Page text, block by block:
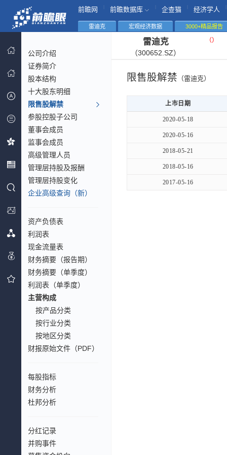
前瞻网 前瞻数据库 企查猫 经济学人
雷迪克 宏观经济数据 3000+精品报告
公司介绍
证券简介
股本结构
十大股东明细
限售股解禁
参股控股子公司
董事会成员
监事会成员
高级管理人员
管理层持股及报酬
管理层持股变化
企业高级查询（新）
资产负债表
利润表
现金流量表
财务摘要（报告期）
财务摘要（单季度）
利润表（单季度）
主营构成
按产品分类
按行业分类
按地区分类
财报原始文件（PDF）
每股指标
财务分析
杜邦分析
分红记录
并购事件
雷迪克
（300652.SZ）
（）
限售股解禁 （雷迪克）
上市日期
2020-05-18
2020-05-16
2018-05-21
2018-05-16
2017-05-16